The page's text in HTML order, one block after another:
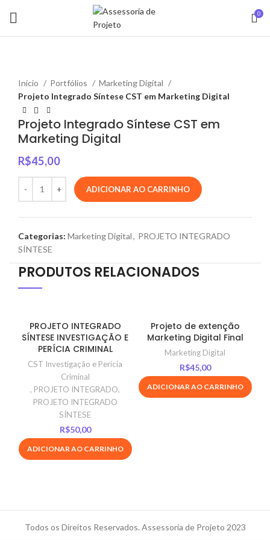
0
Início Portfólios
Marketing Digital
Projeto Integrado Síntese CST em Marketing Digital
Projeto Integrado Síntese CST em
Marketing Digital
R$45,00
ADICIONAR AO CARRINHO
Categorias: Marketing Digital, PROJETO INTEGRADO
SÍNTESE
PRODUTOS RELACIONADOS
PROJETO INTEGRADO
SÍNTESE INVESTIGAÇÃO E
PERÍCIA CRIMINAL
CST Investigação e Perícia
Criminal
, PROJETO INTEGRADO,
PROJETO INTEGRADO
SÍNTESE
R$50,00
ADICIONAR AO CARRINHO
Projeto de extenção
Marketing Digital Final
Marketing Digital
R$45,00
ADICIONAR AO CARRINHO
Todos os Direitos Reservados. Assessoria de Projeto 2023